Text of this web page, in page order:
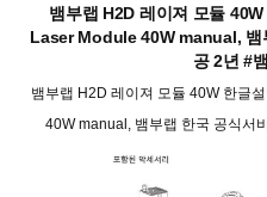
뱀부랩 H2D 레이져 모듈
Laser Module 40W manual, 뱀
공 2년 #
뱀부랩 H2D 레이져 모듈 40W 한글
40W manual, 뱀부랩 한국 공식서